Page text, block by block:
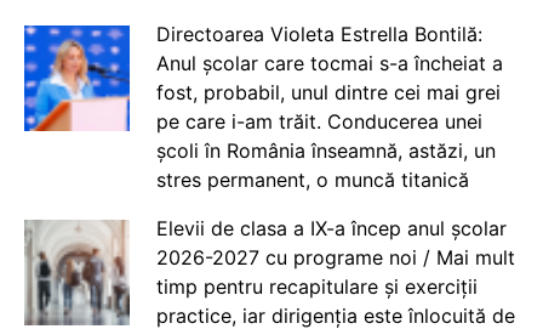
Directoarea Violeta Estrella Bontilă:
Anul școlar care tocmai s-a încheiat a
fost, probabil, unul dintre cei mai grei
pe care i-am trăit. Conducerea unei
școli în România înseamnă, astăzi, un
stres permanent, o muncă titanică
Elevii de clasa a IX-a încep anul școlar
2026-2027 cu programe noi / Mai mult
timp pentru recapitulare și exerciții
practice, iar dirigenția este înlocuită de